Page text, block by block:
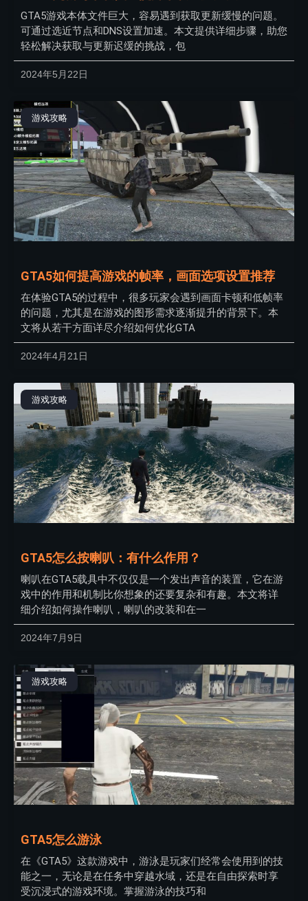
GTA5游戏本体文件巨大，容易遇到获取更新缓慢的问题。
可通过选近节点和DNS设置加速。本文提供详细步骤，助您
轻松解决获取与更新迟缓的挑战，包
2024年5月22日
游戏攻略
GTA5如何提高游戏的帧率，画面选项设置推荐
在体验GTA5的过程中，很多玩家会遇到画面卡顿和低帧率
的问题，尤其是在游戏的图形需求逐渐提升的背景下。本
文将从若干方面详尽介绍如何优化GTA
2024年4月21日
游戏攻略
GTA5怎么按喇叭：有什么作用？
喇叭在GTA5载具中不仅仅是一个发出声音的装置，它在游
戏中的作用和机制比你想象的还要复杂和有趣。本文将详
细介绍如何操作喇叭，喇叭的改装和在一
2024年7月9日
游戏攻略
GTA5怎么游泳
在《GTA5》这款游戏中，游泳是玩家们经常会使用到的技
能之一，无论是在任务中穿越水域，还是在自由探索时享
受沉浸式的游戏环境。掌握游泳的技巧和